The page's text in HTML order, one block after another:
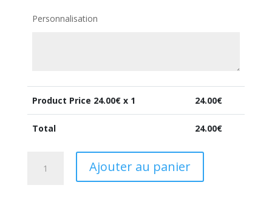
Personnalisation
Product Price 24.00€ x 1 24.00€
Total 24.00€
Ajouter au panier